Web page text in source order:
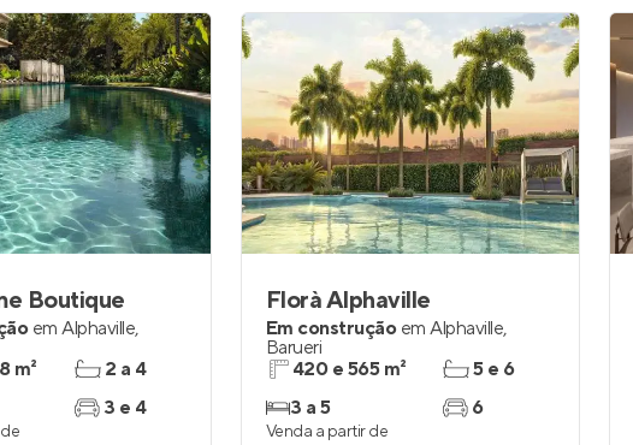
Boutique
em Alphaville,
m²
2 a 4
3 e 4
Florà Alphaville
Em construção em Alphaville,
Barueri
420 e 565 m²
3 a 5
5 e 6
6
Venda a partir de